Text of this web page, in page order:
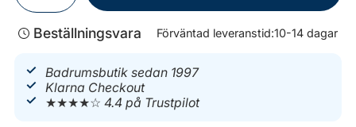
Beställningsvara Förväntad leveranstid:10-14 dagar
Badrumsbutik sedan 1997
Klarna Checkout
★★★★☆4.4 på Trustpilot